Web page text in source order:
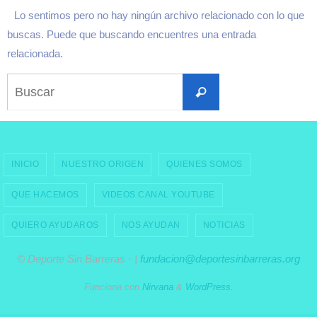
Lo sentimos pero no hay ningún archivo relacionado con lo que
buscas. Puede que buscando encuentres una entrada
relacionada.
Buscar
INICIO NUESTRO ORIGEN QUIENES SOMOS
QUE HACEMOS VIDEOS CANAL YOUTUBE
QUIERO AYUDAROS NOS AYUDAN NOTICIAS
© Deporte Sin Barreras · | fundacion@deportesinbarreras.org
Funciona con Nirvana& WordPress.